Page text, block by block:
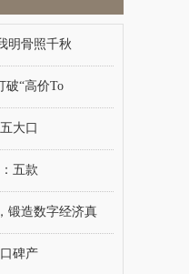
明骨照千秋
破“高价To
大口
五款
锻造数字经济真
碑产